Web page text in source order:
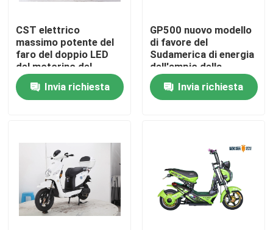
Casa
Circa noi
Giro della fabbrica
CST elettrico
massimo potente del
faro del doppio LED
del motorino del
ciclomotore di
velocità 50km senza
camera d'aria
Invia richiesta
GP500 nuovo modello
di favore del
Sudamerica di energia
dell'ampio della
gomma 72V20AH
motorino elettrico
acido al piombo del
Invia richiesta